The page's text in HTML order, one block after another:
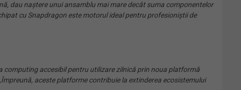
dau naștere unui ansamblu mai mare decât suma componentelor
cu Snapdragon este motorul ideal pentru profesioniștii de
computing accesibil pentru utilizare zilnică prin noua platformă
aceste platforme contribuie la extinderea ecosistemului